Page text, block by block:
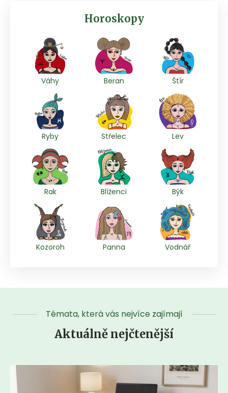
Horoskopy
Váhy Beran Štír
Ryby Střelec Lev
Rak Blíženci Býk
Kozoroh Panna Vodnář
Témata, která vás nejvíce zajímají
Aktuálně nejčtenější